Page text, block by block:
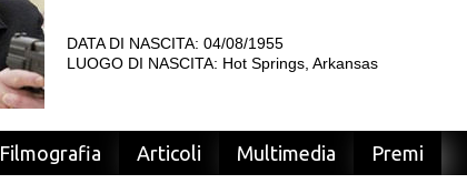
DATA DI NASCITA: 04/08/1955
LUOGO DI NASCITA: Hot Springs, Arkansas
Filmografia Articoli Multimedia Premi